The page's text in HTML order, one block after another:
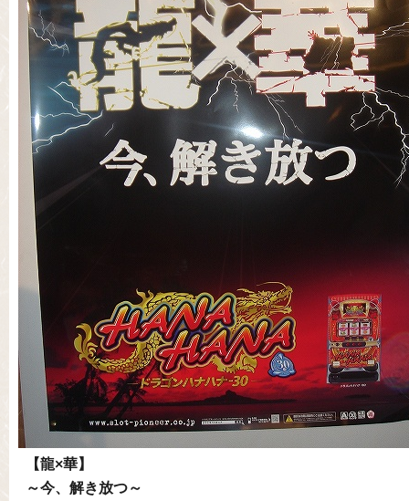
【龍×華】
～今、解き放つ～